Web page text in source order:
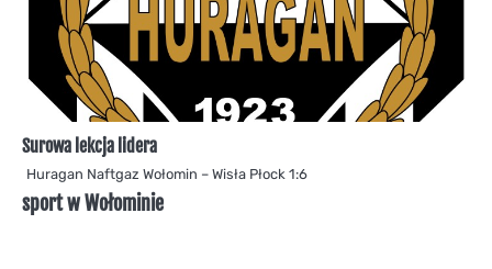
Surowa lekcja lidera
Huragan Naftgaz Wołomin – Wisła Płock 1:6
sport w Wołominie